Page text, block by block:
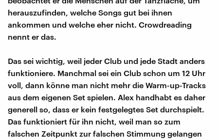
herauszufinden, welche Songs gut bei ihnen
ankommen und welche eher nicht. Crowdreading
nennt er das.
Das sei wichtig, weil jeder Club und jede Stadt anders
funktioniere. Manchmal sei ein Club schon um 12 Uhr
voll, dann könne man nicht mehr die Warm-up-Tracks
aus dem eigenen Set spielen. Alex handhabt es daher
generell so, dass er kein festgelegtes Set durchspielt.
Das funktioniert für ihn nicht, weil man so zum
falschen Zeitpunkt zur falschen Stimmung gelangen